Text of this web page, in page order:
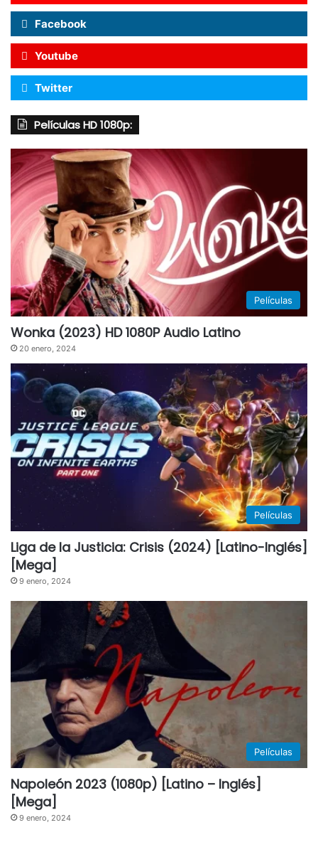
Facebook
Youtube
Twitter
Películas HD 1080p:
Películas
Wonka (2023) HD 1080P Audio Latino
20 enero, 2024
Películas
Liga de la Justicia: Crisis (2024) [Latino-Inglés]
[Mega]
9 enero, 2024
Películas
Napoleón 2023 (1080p) [Latino – Inglés]
[Mega]
9 enero, 2024